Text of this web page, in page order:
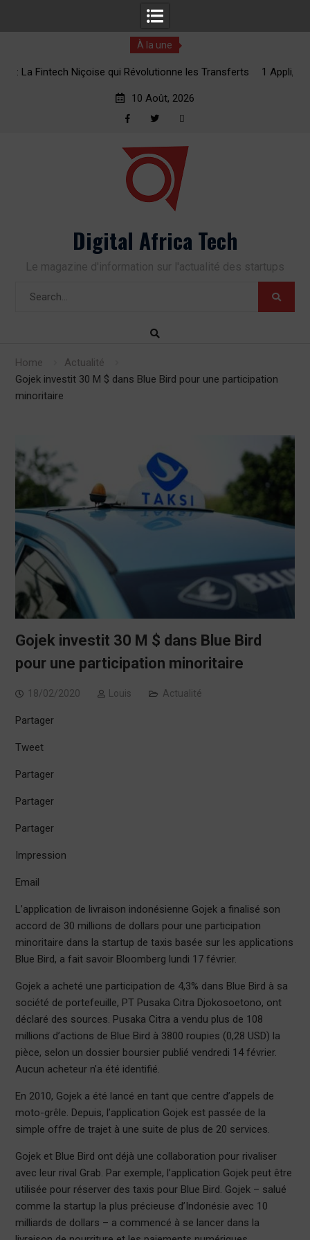
À la une
les Transferts
1 Appli, 2 Minutes : La Révolution des
10 Août, 2026
Digital Africa Tech
Le magazine d'information sur l'actualité des startups
Home
Actualité
Gojek investit 30 M $ dans Blue Bird pour une participation
minoritaire
Gojek investit 30 M $ dans Blue Bird
pour une participation minoritaire
18/02/2020 Louis Actualité
Partager
Tweet
Partager
Partager
Partager
Impression
Email
L’application de livraison indonésienne Gojek a finalisé son
accord de 30 millions de dollars pour une participation
minoritaire dans la startup de taxis basée sur les applications
Blue Bird, a fait savoir Bloomberg lundi 17 février.
Gojek a acheté une participation de 4,3% dans Blue Bird à sa
société de portefeuille, PT Pusaka Citra Djokosoetono, ont
déclaré des sources. Pusaka Citra a vendu plus de 108
millions d’actions de Blue Bird à 3800 roupies (0,28 USD) la
pièce, selon un dossier boursier publié vendredi 14 février.
Aucun acheteur n’a été identifié.
En 2010, Gojek a été lancé en tant que centre d’appels de
moto-grêle. Depuis, l’application Gojek est passée de la
simple offre de trajet à une suite de plus de 20 services.
Gojek et Blue Bird ont déjà une collaboration pour rivaliser
avec leur rival Grab. Par exemple, l’application Gojek peut être
utilisée pour réserver des taxis pour Blue Bird. Gojek – salué
comme la startup la plus précieuse d’Indonésie avec 10
milliards de dollars – a commencé à se lancer dans la